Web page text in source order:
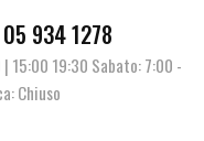
934 1278
15:00 19:30 Sabato: 7:00 -
Chiuso